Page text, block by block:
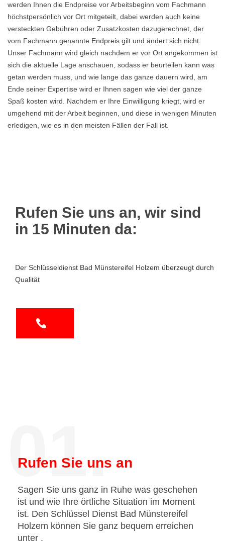
werden Ihnen die Endpreise vor Arbeitsbeginn vom Fachmann
höchstpersönlich vor Ort mitgeteilt, dabei werden auch keine
versteckten Gebühren oder Zusatzkosten dazugerechnet, der
vom Fachmann genannte Endpreis gilt und ändert sich nicht.
Unser Fachmann wird gleich nachdem er vor Ort angekommen ist
sich die aktuelle Lage anschauen, sodass er beurteilen kann was
getan werden muss, und wie lange das ganze dauern wird, am
Ende seiner Expertise wird er Ihnen sagen wie viel der ganze
Spaß kosten wird. Nachdem er Ihre Einwilligung kriegt, wird er
umgehend mit der Arbeit beginnen, und diese in wenigen Minuten
erledigen, wie es in den meisten Fällen der Fall ist.
Rufen Sie uns an, wir sind
in 15 Minuten da:
Der Schlüsseldienst Bad Münstereifel Holzem überzeugt durch
Qualität
01.
Rufen Sie uns an
Sagen Sie uns ganz in Ruhe was geschehen
ist und wie Ihre örtliche Situation im Moment
ist. Den Schlüssel Dienst Bad Münstereifel
Holzem können Sie ganz bequem erreichen
unter .